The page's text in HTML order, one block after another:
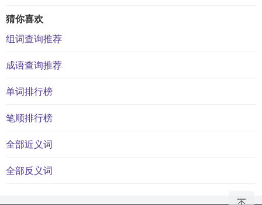
猜你喜欢
组词查询推荐
成语查询推荐
单词排行榜
笔顺排行榜
全部近义词
全部反义词